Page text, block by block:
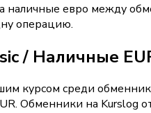
наличные евро между
операцию.
/ Наличные
курсом среди
Обменники на Kurslog